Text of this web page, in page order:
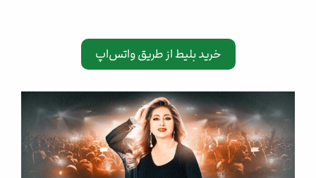
خرید بلیط از طریق واتس‌اپ